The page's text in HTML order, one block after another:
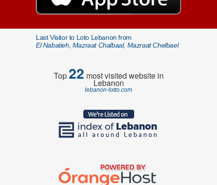
Last Visitor to Loto Lebanon from
El Nabatieh, Mazraat Chalbaal, Mazraat Chelbael
Top22 most visited website in
Lebanon
lebanon-lotto.com